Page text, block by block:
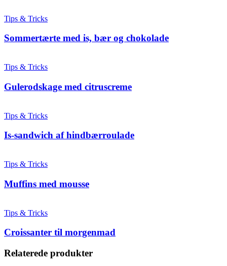
Tips & Tricks
Sommertærte med is, bær og chokolade
Tips & Tricks
Gulerodskage med citruscreme
Tips & Tricks
Is-sandwich af hindbærroulade
Tips & Tricks
Muffins med mousse
Tips & Tricks
Croissanter til morgenmad
Relaterede produkter